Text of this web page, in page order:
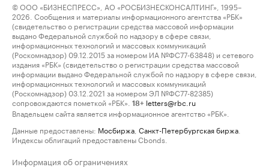
© ООО «БИЗНЕСПРЕСС», АО «РОСБИЗНЕСКОНСАЛТИНГ», 1995–
2026. Сообщения и материалы информационного агентства «РБК»
(свидетельство о регистрации средства массовой информации
выдано Федеральной службой по надзору в сфере связи,
информационных технологий и массовых коммуникаций
(Роскомнадзор) 09.12.2015 за номером ИА №ФС77-63848) и сетевого
издания «РБК» (свидетельство о регистрации средства массовой
информации выдано Федеральной службой по надзору в сфере связи,
информационных технологий и массовых коммуникаций
(Роскомнадзор) 03.12.2021 за номером ЭЛ №ФС77-82385)
сопровождаются пометкой «РБК».
18+ letters@rbc.ru
Владельцем сайта является информационное агентство «РБК».
Данные предоставлены: Мосбиржа Санкт-Петербургская биржа
Индексы облигаций предоставлены Cbonds.
Информация об ограничениях